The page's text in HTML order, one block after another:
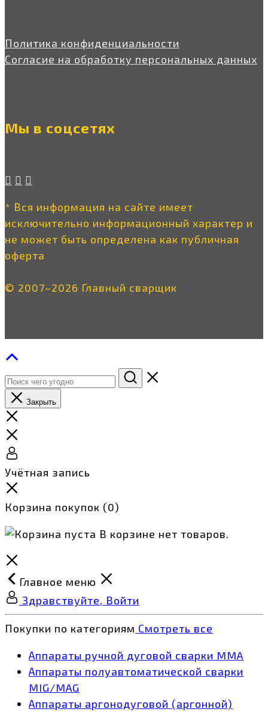
Политика конфиденциальности
Согласие на обработку персональных данных
Мы в соцсетях
* Вся информация на сайте имеет
исключительно информационный характер и
не может быть определена как публичная
оферта
© 2007–2026 Главный сварщик
Закрыть
Учётная запись
Корзина покупок (0)
В корзине нет товаров.
Главное меню
Здравствуйте, Войти
Покупки по категориям Смотреть все
Аппараты ручной дуговой сварки MMA
Аппараты полуавтоматической сварки
MIG/MAG
Аппараты аргонодуговой (аргонной)